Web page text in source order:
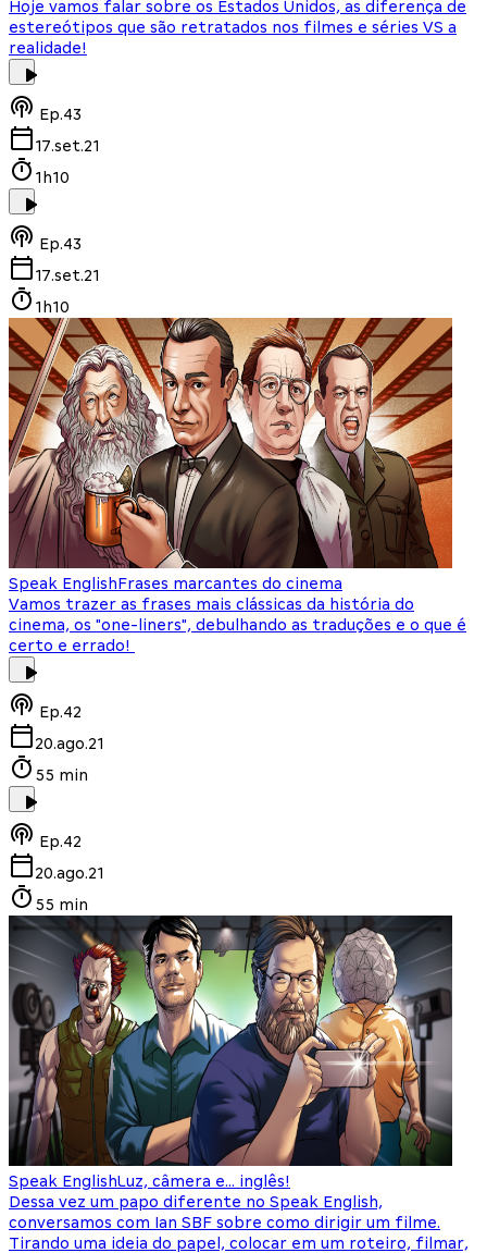
Hoje vamos falar sobre os Estados Unidos, as diferença de
estereótipos que são retratados nos filmes e séries VS a
realidade!
Ep.43
17.set.21
1h10
Ep.43
17.set.21
1h10
Speak EnglishFrases marcantes do cinema
Vamos trazer as frases mais clássicas da história do
cinema, os "one-liners", debulhando as traduções e o que é
certo e errado!
Ep.42
20.ago.21
55 min
Ep.42
20.ago.21
55 min
Speak EnglishLuz, câmera e... inglês!
Dessa vez um papo diferente no Speak English,
conversamos com Ian SBF sobre como dirigir um filme.
Tirando uma ideia do papel, colocar em um roteiro, filmar,